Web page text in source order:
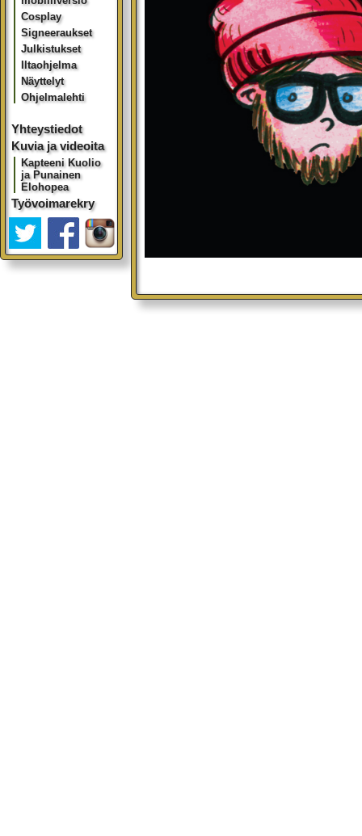
Cosplay
Signeeraukset
Julkistukset
Iltaohjelma
Näyttelyt
Ohjelmalehti
Yhteystiedot
Kuvia ja videoita
Kapteeni Kuolio
ja Punainen
Elohopea
Työvoimarekry